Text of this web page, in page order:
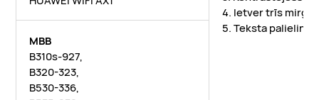
4. Ietver trīs
5. Teksta
MBB
B310s-927,
B320-323,
B530-336,